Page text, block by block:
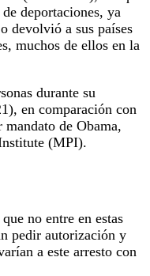
deportaciones, ya
devolvió a sus países
muchos de ellos en la
durante su
en comparación con
de Obama,
(MPI).
no entre en estas
pedir autorización y
a este arresto con